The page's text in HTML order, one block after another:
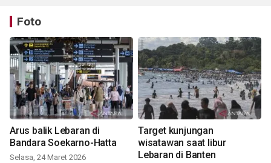
Foto
Arus balik Lebaran di
Bandara Soekarno-Hatta
Selasa, 24 Maret 2026
Target kunjungan
wisatawan saat libur
Lebaran di Banten